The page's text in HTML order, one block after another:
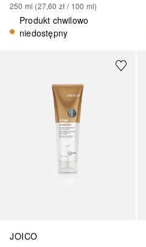
250 ml (27,60 zł / 100 ml)
Produkt chwilowo
niedostępny
JOICO